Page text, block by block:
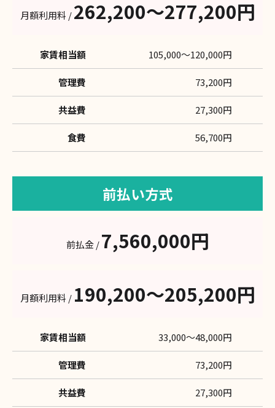
月額利用料 /262,200〜277,200円
家賃相当額 105,000〜120,000円
管理費 73,200円
共益費 27,300円
食費 56,700円
前払い方式
前払金 /7,560,000円
月額利用料 / 190,200〜205,200円
家賃相当額 33,000〜48,000円
管理費 73,200円
共益費 27,300円